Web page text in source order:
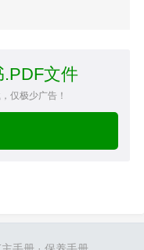
.PDF文件
仅极少广告！